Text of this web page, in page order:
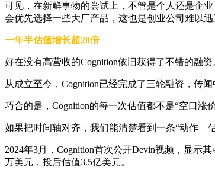
可见，在新鲜事物的尝试上，不管是个人还是企
会优先选择一些大厂产品，这也是创业公司难以迅
一年半估值增长超20倍
好在没有高营收的Cognition依旧获得了不错的融资
从成立至今，Cognition已经完成了三轮融资，传
巧合的是，Cognition的每一次估值都不是“空口涨
如果把时间轴对齐，我们能清楚看到一条“动作—
2024年3月，Cognition首次公开Devin视频，显示
万美元，投后估值3.5亿美元。